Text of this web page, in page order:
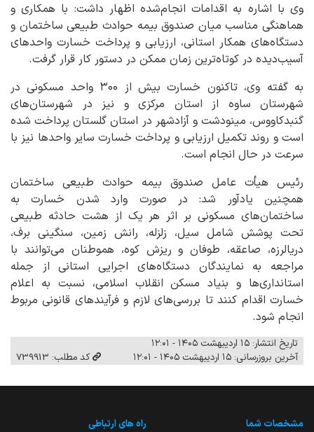
وی با اشاره به اقدامات انجام‌شده اظهار داشت: با همکاری و
هماهنگی مناسب میان صندوق بیمه حوادث طبیعی ساختمان و
دستگاه‌های همکار استانی، ارزیابی و پرداخت خسارت واحدهای
آسیب‌دیده در کوتاه‌ترین زمان ممکن در دستور کار قرار گرفت.
به گفته وی، تاکنون خسارت بیش از ۳۰۰ واحد مسکونی در
شهرستان ساوه از استان مرکزی و نیز در شهرستان‌های
گنبدکاووس، مینودشت و آزادشهر در استان گلستان پرداخت شده
است و روند تکمیل ارزیابی و پرداخت خسارت سایر واحدها نیز با
سرعت در حال انجام است.
رئیس هیأت عامل صندوق بیمه حوادث طبیعی ساختمان
همچنین یادآور شد: در صورت وارد شدن خسارت به
ساختمان‌های مسکونی بر اثر هر یک از هشت حادثه طبیعی
تحت پوشش شامل سیل، زلزله، رانش زمین، سنگینی برف،
دریالرزه، صاعقه، طوفان و ریزش کوه، هموطنان می‌توانند با
مراجعه به نمایندگان دستگاه‌های اجرایی استانی از جمله
استانداری‌ها و بنیاد مسکن انقلاب اسلامی، نسبت به اعلام
خسارت اقدام کنند تا بررسی‌های لازم و فرآیندهای قانونی مربوط
انجام شود.
تاریخ انتشار: ۱۵ اردیبهشت ۱۴۰۵ - ۱۲:۰۱
آخرین بروزرسانی: ۱۵ اردیبهشت ۱۴۰۵ - ۱۲:۰۱
کد مطلب: 739913
مشخصات شما راه های ارتباطی